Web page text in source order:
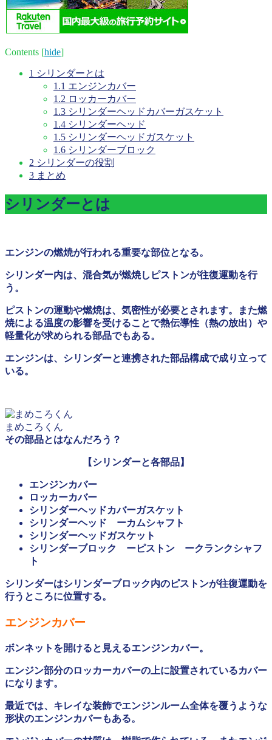
Contents [hide]
1 シリンダーとは
1.1 エンジンカバー
1.2 ロッカーカバー
1.3 シリンダーヘッドカバーガスケット
1.4 シリンダーヘッド
1.5 シリンダーヘッドガスケット
1.6 シリンダーブロック
2 シリンダーの役割
3 まとめ
シリンダーとは
エンジンの燃焼が行われる重要な部位となる。
シリンダー内は、混合気が燃焼しピストンが往復運動を行
う。
ピストンの運動や燃焼は、気密性が必要とされます。また燃
焼による温度の影響を受けることで熱伝導性（熱の放出）や
軽量化が求められる部品でもある。
エンジンは、シリンダーと連携された部品構成で成り立って
いる。
まめころくん
その部品とはなんだろう？
【シリンダーと各部品】
エンジンカバー
ロッカーカバー
シリンダーヘッドカバーガスケット
シリンダーヘッド ーカムシャフト
シリンダーヘッドガスケット
シリンダーブロック ーピストン ークランクシャフ
ト
シリンダーはシリンダーブロック内のピストンが往復運動を
行うところに位置する。
エンジンカバー
ボンネットを開けると見えるエンジンカバー。
エンジン部分のロッカーカバーの上に設置されているカバー
になります。
最近では、キレイな装飾でエンジンルーム全体を覆うような
形状のエンジンカバーもある。